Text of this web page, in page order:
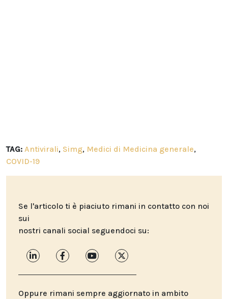
TAG: Antivirali, Simg, Medici di Medicina generale,
COVID-19
Se l'articolo ti è piaciuto rimani in contatto con noi
sui
nostri canali social seguendoci su:
Oppure rimani sempre aggiornato in ambito